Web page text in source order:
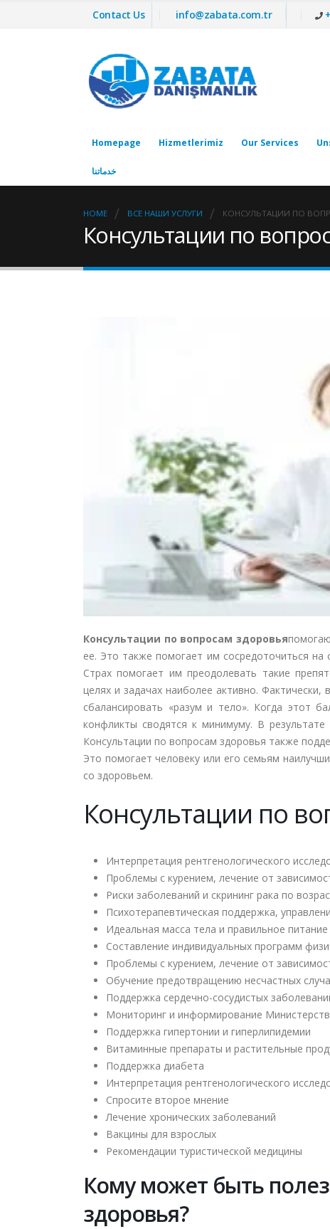
Contact Us info@zabata.com.tr
Homepage Hizmetlerimiz Our Services
خدماتنا
HOME ВСЕ НАШИ УСЛУГИ КОНСУЛЬТАЦИИ ПО
Консультации по
Консультации по вопросам здоровья
ее. Это также помогает им сосредоточиться
Страх помогает им преодолевать такие
целях и задачах наиболее активно.
сбалансировать «разум и тело». Когда этот
конфликты сводятся к минимуму. В
Консультации по вопросам здоровья также
Это помогает человеку или его семьям
со здоровьем.
Консультации по
Интерпретация рентгенологического
Проблемы с курением, лечение от
Риски заболеваний и скрининг рака по
Психотерапевтическая поддержка,
Идеальная масса тела и правильное питание
Составление индивидуальных программ
Проблемы с курением, лечение от
Обучение предотвращению несчастных
Поддержка сердечно-сосудистых
Мониторинг и информирование
Поддержка гипертонии и гиперлипидемии
Витаминные препараты и растительные
Поддержка диабета
Интерпретация рентгенологического
Спросите второе мнение
Лечение хронических заболеваний
Вакцины для взрослых
Рекомендации туристической медицины
Кому может быть
здоровья?